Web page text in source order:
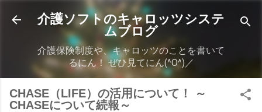
スキップしてメイン コンテンツに移動
介護ソフトのキャロッツシステ
ムブログ
介護保険制度や、キャロッツのことを書いて
るにん！ ぜひ見てにん(^O^)／
CHASE（LIFE）の活用について！ ～
CHASEについて続報～